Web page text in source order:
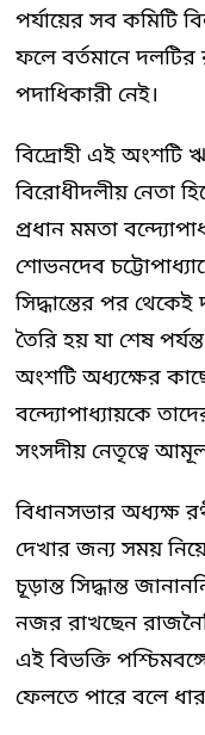
পর্যায়ের সব কমিটি
ফলে বর্তমানে
পদাধিকারী নেই।
বিদ্রোহী এই অংশটি
বিরোধীদলীয় নেতা
প্রধান মমতা
শোভনদেব
সিদ্ধান্তের পর
তৈরি হয় যা শেষ
অংশটি অধ্যক্ষের
বন্দ্যোপাধ্যায়কে
সংসদীয় নেতৃত্বে
বিধানসভার অধ্যক্ষ
দেখার জন্য সময়
চূড়ান্ত সিদ্ধান্ত
নজর রাখছেন
এই বিভক্তি
ফেলতে পারে বলে